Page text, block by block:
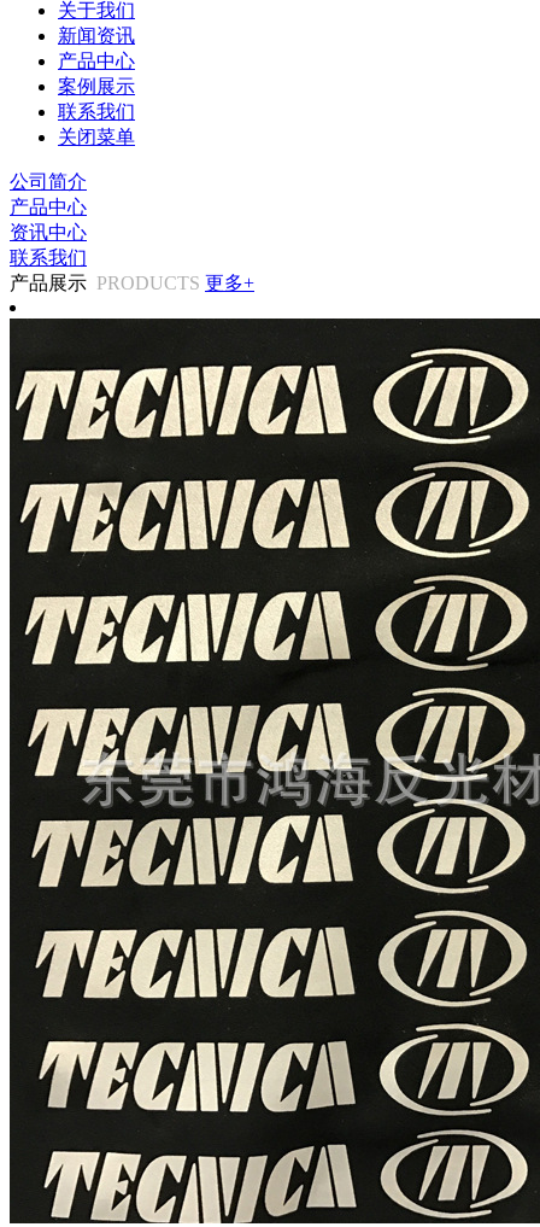
关于我们
新闻资讯
产品中心
案例展示
联系我们
关闭菜单
公司简介
产品中心
资讯中心
联系我们
产品展示 PRODUCTS 更多+